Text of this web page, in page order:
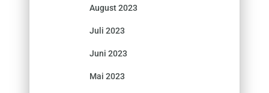
August 2023
Juli 2023
Juni 2023
Mai 2023